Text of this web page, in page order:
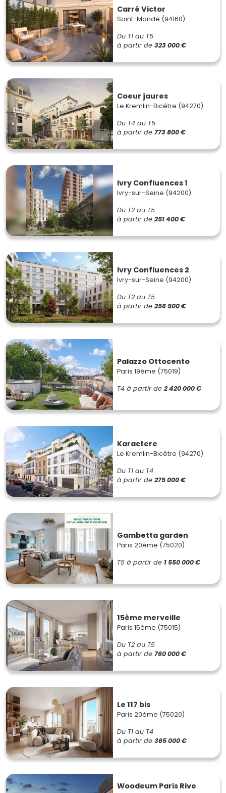
Carré Victor
Saint-Mandé (94160)
Du T1 au T5
à partir de 323 000 €
Coeur jaures
Le Kremlin-Bicêtre (94270)
Du T4 au T5
à partir de 773 800 €
Ivry Confluences 1
Ivry-sur-Seine (94200)
Du T2 au T5
à partir de 251 400 €
Ivry Confluences 2
Ivry-sur-Seine (94200)
Du T2 au T5
à partir de 256 500 €
Palazzo Ottocento
Paris 19ème (75019)
T4 à partir de 2 420 000 €
Karactere
Le Kremlin-Bicêtre (94270)
Du T1 au T4
à partir de 275 000 €
Gambetta garden
Paris 20ème (75020)
T5 à partir de 1 550 000 €
15ème merveille
Paris 15ème (75015)
Du T2 au T5
à partir de 760 000 €
Le 117 bis
Paris 20ème (75020)
Du T1 au T4
à partir de 365 000 €
Woodeum Paris Rive